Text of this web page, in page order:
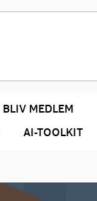
BLIV MEDLEM
AI-TOOLKIT